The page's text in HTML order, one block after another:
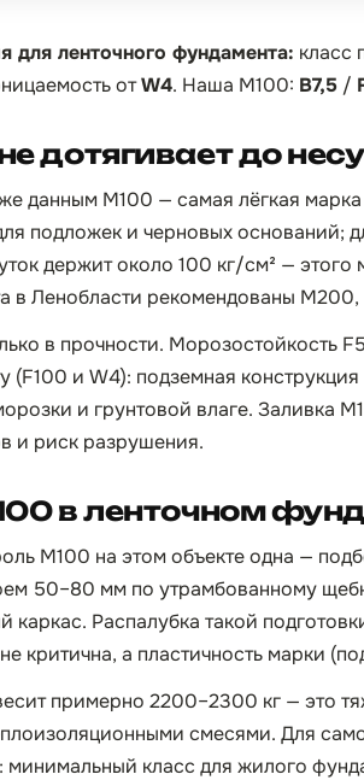
для ленточного фундамента: класс
отW4. Наша М100: B7,5 /
дотягивает до
данным М100 — самая лёгкая
подложек и черновых оснований;
держит около 100 кг/см² —
в Ленобласти рекомендованы
в прочности. Морозостойкость
(F100 и W4): подземная
и грунтовой влаге. Заливка
и риск разрушения.
в ленточном
М100 на этом объекте одна —
50–80 мм по утрамбованному
каркас. Распалубка такой
критична, а пластичность марки
примерно 2200–2300 кг — это
смесями. Для
минимальный класс для жилого